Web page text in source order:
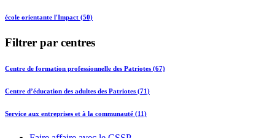
école orientante l'Impact (50)
Filtrer par centres
Centre de formation professionnelle des Patriotes (67)
Centre d’éducation des adultes des Patriotes (71)
Service aux entreprises et à la communauté (11)